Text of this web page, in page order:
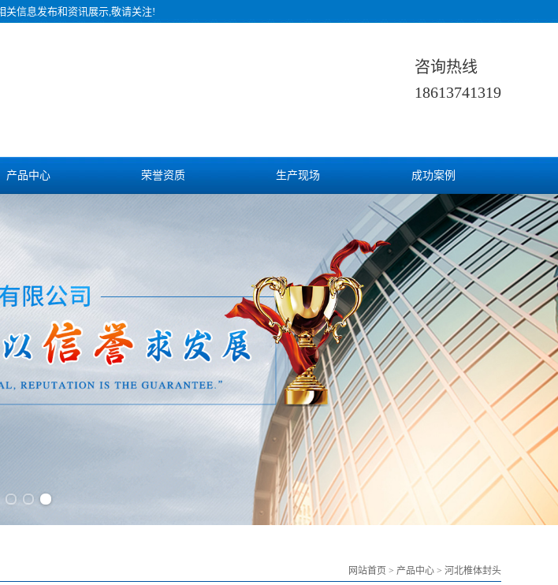
关信息发布和资讯展示,敬请关注!
咨询热线
18613741319
产品中心 荣誉资质 生产现场 成功案例
网站首页 > 产品中心 > 河北椎体封头